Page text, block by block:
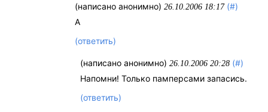
(написано анонимно) 26.10.2006 18:17 (#)
А
(ответить)
(написано анонимно) 26.10.2006 20:28 (#)
Напомни! Только памперсами запасись.
(ответить)